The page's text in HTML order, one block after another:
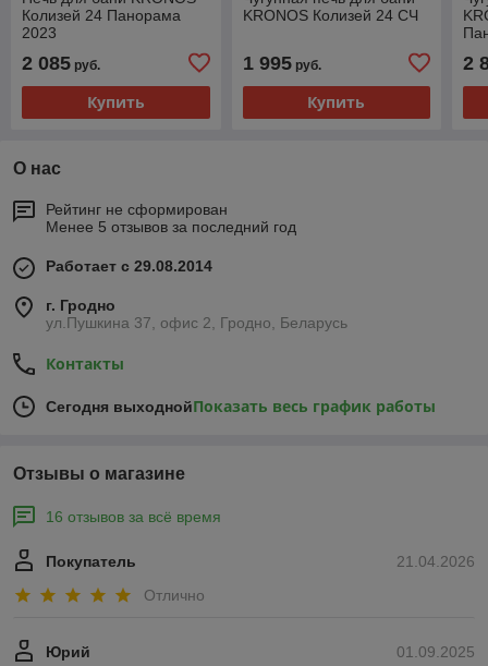
Колизей 24 Панорама
2023
2 085 руб.
Купить
KRONOS Колизей 24 СЧ
1 995руб.
Купить
2
О нас
Рейтинг не сформирован
Менее 5 отзывов за последний год
Работает с 29.08.2014
г. Гродно
ул.Пушкина 37, офис 2, Гродно, Беларусь
Контакты
Сегодня выходнойПоказать весь график работы
Отзывы о магазине
16 отзывов за всё время
21.04.2026
Покупатель
Отлично
01.09.2025
Юрий